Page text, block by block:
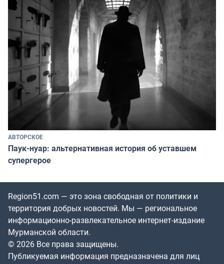
АВТОРСКОЕ
Паук-нуар: альтернативная история об уставшем
супергерое
Region51.com — это зона свободная от политики и
территория добрых новостей. Мы — региональное
информационно-развлекательное интернет-издание
Мурманской области.
© 2026 Все права защищены.
Публикуемая информация предназначена для лиц